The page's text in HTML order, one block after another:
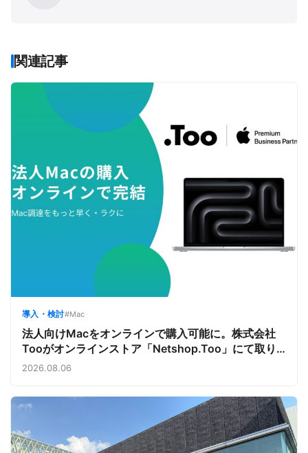
関連記事
導入・検討#Mac
法人向けMacをオンラインで購入可能に。株式会社
Tooがオンラインストア「Netshop.Too」にて取り
扱いをスタート。デバイス調達の手間を減らし、スピ
2026.08.06